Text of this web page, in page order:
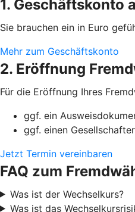
1. Geschäftskonto
Sie brauchen ein in Euro
Mehr zum Geschäftskonto
2. Eröffnung
Für die Eröffnung Ihres
ggf. ein
ggf. einen
Jetzt Termin vereinbaren
FAQ zum
Was ist der Wechselkurs?
Was ist das